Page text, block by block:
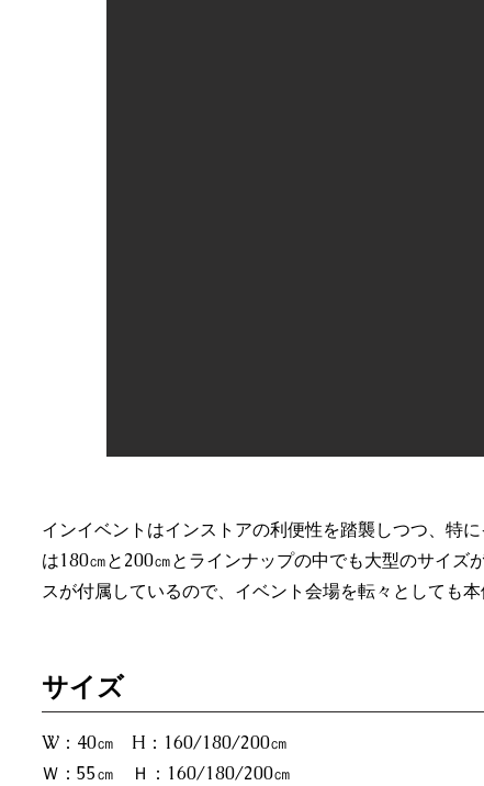
インイベントはインストアの利便性を踏襲しつつ、特
は180㎝と200㎝とラインナップの中でも大型のサイズ
スが付属しているので、イベント会場を転々としても
​サイズ
W：40㎝ H：160/180/200㎝
Ｗ：55㎝ Ｈ：160/180/200㎝